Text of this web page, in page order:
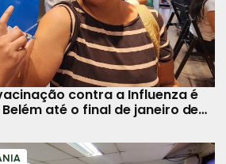
contra a Influenza é
até o final de janeiro de